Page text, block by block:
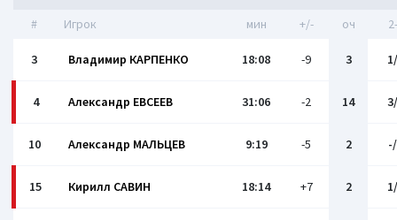
# Игрок мин +/- оч
3 Владимир КАРПЕНКО 18:08 -9 3
4 Александр ЕВСЕЕВ 31:06 -2 14
10 Александр МАЛЬЦЕВ 9:19 -5 2
15 Кирилл САВИН 18:14 +7 2